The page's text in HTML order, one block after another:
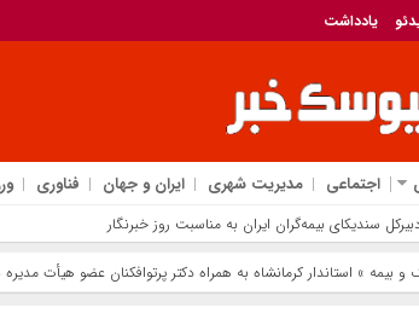
یادداشت
اجتماعی مدیریت شهری ایران و جهان فناوری
سندیکای بیمه‌گران ایران به مناسبت روز خبرنگار
و بیمه » استاندار کرمانشاه به همراه دکتر پرتوافکنان عضو هیأت